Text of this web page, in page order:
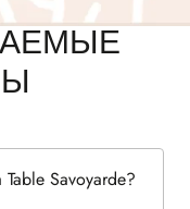
Savoyarde?